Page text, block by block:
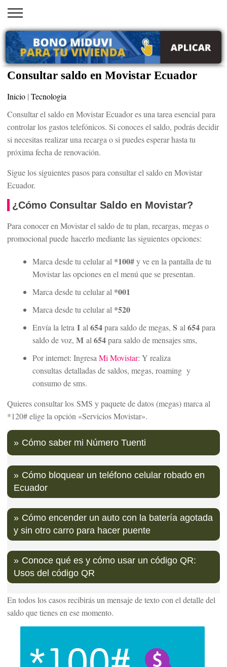
INICIO
AYUDAS
ECONÓMICAS
VACANTES
EN EEUU
SACA
TU
VISA
EMPLEOS
TRÁMITES
PRÉSTAMOS
CURSOS
HOGAR
BELLEZA
Consultar saldo en Movistar Ecuador
Inicio | Tecnologia
Consultar el saldo en Movistar Ecuador es una tarea esencial para
controlar los gastos telefónicos. Si conoces el saldo, podrás decidir
si necesitas realizar una recarga o si puedes esperar hasta tu
próxima fecha de renovación.
Sigue los siguientes pasos para consultar el saldo en Movistar
Ecuador.
¿Cómo Consultar Saldo en Movistar?
Para conocer en Movistar el saldo de tu plan, recargas, megas o
promocional puede hacerlo mediante las siguientes opciones:
Marca desde tu celular al *100#y ve en la pantalla de tu
Movistar las opciones en el menú que se presentan.
Marca desde tu celular al *001
Marca desde tu celular al *520
Envía la letra I al 654para saldo de megas, S al 654para
saldo de voz, M al 654para saldo de mensajes sms,
Por internet: Ingresa Mi Movistar: Y realiza
consultas detalladas de saldos, megas, roaming y
consumo de sms.
Quieres consultar los SMS y paquete de datos (megas) marca al
*120# elige la opción «Servicios Movistar».
Cómo saber mi Número Tuenti
Cómo bloquear un teléfono celular robado en
Ecuador
Cómo encender un auto con la batería agotada
y sin otro carro para hacer puente
Conoce qué es y cómo usar un código QR:
Usos del código QR
En todos los casos recibirás un mensaje de texto con el detalle del
saldo que tienes en ese momento.